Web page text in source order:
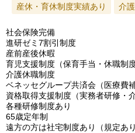
産休・育休制度実績あり
介
社会保険完備
進研ゼミ7割引制度
産前産後休暇
育児支援制度（保育手当・休職制度
介護休職制度
ベネッセグループ共済会（医療費
資格取得支援制度（実務者研修・
各種研修制度あり
65歳定年制
遠方の方は社宅制度あり（規定あり